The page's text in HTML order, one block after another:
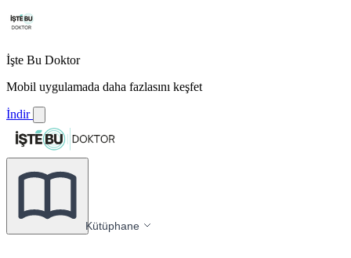
İşte Bu Doktor
Mobil uygulamada daha fazlasını keşfet
İndir
Kütüphane